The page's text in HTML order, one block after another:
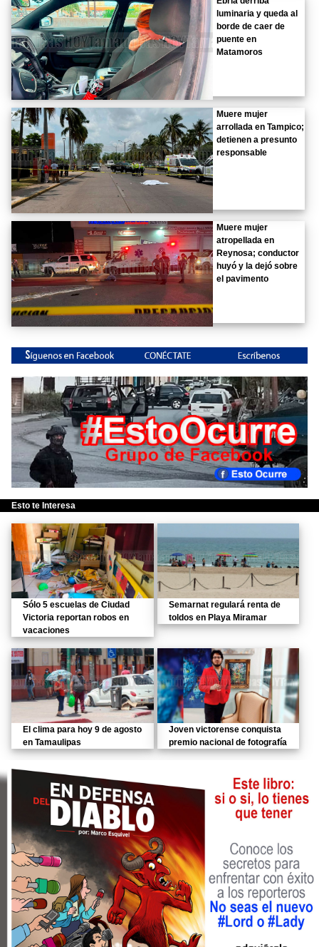
luminaria y queda al
borde de caer de
puente en
Matamoros
Muere mujer
arrollada en Tampico;
detienen a presunto
responsable
Muere mujer
atropellada en
Reynosa; conductor
huyó y la dejó sobre
el pavimento
Esto te Interesa
Sólo 5 escuelas de Ciudad
Victoria reportan robos en
vacaciones
Semarnat regulará renta de
toldos en Playa Miramar
El clima para hoy 9 de agosto
en Tamaulipas
Joven victorense conquista
premio nacional de fotografía